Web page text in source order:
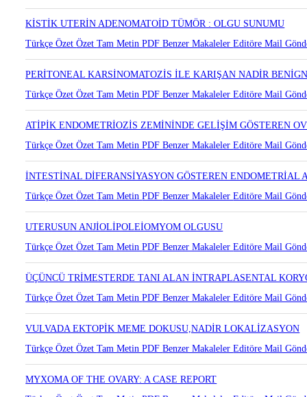
SERVİKS UTERİ YERLEŞİMLİ ALVEOLAR SOFT PART
Türkçe ÖzetÖzetTam MetinPDFBenzer MakalelerEditöre Mail
KİSTİK UTERİN ADENOMATOİD TÜMÖR : OLGU SUNUMU
Türkçe ÖzetÖzetTam MetinPDFBenzer MakalelerEditöre Mail
PERİTONEAL KARSİNOMATOZİS İLE KARIŞAN NADİR
Türkçe ÖzetÖzetTam MetinPDFBenzer MakalelerEditöre Mail
ATİPİK ENDOMETRİOZİS ZEMİNİNDE GELİŞİM GÖSTEREN
Türkçe ÖzetÖzetTam MetinPDFBenzer MakalelerEditöre Mail
İNTESTİNAL DİFERANSİYASYON GÖSTEREN ENDOMETRİAL
Türkçe ÖzetÖzetTam MetinPDFBenzer Makaleler
UTERUSUN ANJİOLİPOLEİOMYOM OLGUSU
Türkçe ÖzetÖzetTam MetinPDFBenzer MakalelerEditöre Mail
ÜÇÜNCÜ TRİMESTERDE TANI ALAN İNTRAPLASENTAL
Türkçe ÖzetÖzetTam MetinPDFBenzer MakalelerEditöre Mail
VULVADA EKTOPİK MEME DOKUSU,NADİR LOKALİZASYON
Türkçe ÖzetÖzetTam MetinPDFBenzer Makaleler